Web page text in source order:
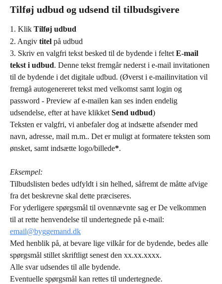
Tilføj udbud og udsend til tilbudsgivere
1. Klik Tilføj udbud
2. Angiv titel på udbud
3. Skriv en valgfri tekst besked til de bydende i feltet E-mail
tekst i udbud. Denne tekst fremgår nederst i e-mail invitationen
til de bydende i det digitale udbud. (Øverst i e-mailinvitation vil
fremgå autogenereret tekst med velkomst samt login og
password - Preview af e-mailen kan ses inden endelig
udsendelse, efter at have klikket Send udbud)
Teksten er valgfri, vi anbefaler dog at indsætte afsender med
navn, adresse, mail m.m.. Det er muligt at formatere teksten som
ønsket, samt indsætte logo/billede*.
Eksempel:
Tilbudslisten bedes udfyldt i sin helhed, såfremt de måtte afvige
fra det beskrevne skal dette præciseres.
For yderligere spørgsmål til ovennævnte sag er De velkommen
til at rette henvendelse til undertegnede på e-mail:
email@byggemand.dk
Med henblik på, at bevare lige vilkår for de bydende, bedes alle
spørgsmål stillet skriftligt senest den xx.xx.xxxx.
Alle svar udsendes til alle bydende.
Eventuelle spørgsmål kan rettes til undertegnede.